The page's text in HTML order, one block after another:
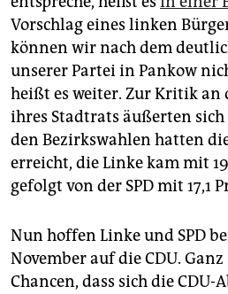
Ausnahme könnteLichtenberg
sich Amtsinhaber Michael
Chance aus. Seine Partei ging
24,8 Prozent als stärkste Kraft
SPD, der CDU und den
auch die SPD mit ihrem
versuchen, eine
(wera)
Vorschlag eines linken
können wir nach dem
unserer Partei in Pankow
heißt es weiter. Zur Kritik
ihres Stadtrats äußerten
den Bezirkswahlen hatten
erreicht, die Linke kam mit
gefolgt von der SPD mit 17,1
Nun hoffen Linke und SPD
November auf die CDU.
Chancen, dass sich die